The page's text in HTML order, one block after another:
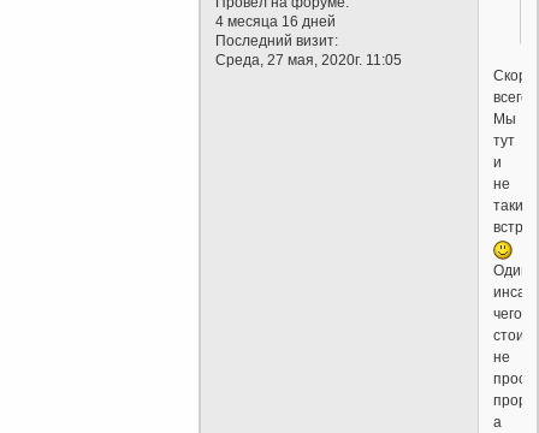
4 месяца 16 дней
Последний визит:
Среда, 27 мая, 2020г. 11:05
всего.
Мы
тут
и
не
таких
Один
чего
стоит,
не
а